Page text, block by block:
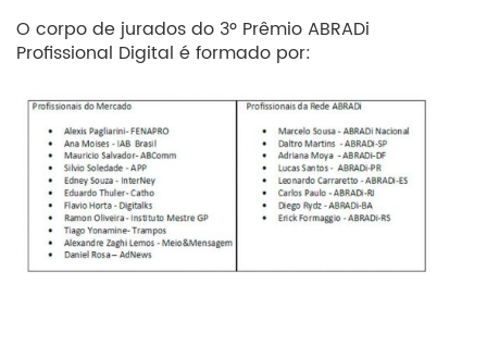
O corpo de jurados do 3º Prêmio ABRADi
Profissional Digital é formado por: